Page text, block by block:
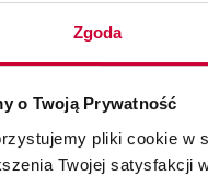
Zgoda
o Twoją Prywatność
pliki cookie w
Twojej satysfakcji